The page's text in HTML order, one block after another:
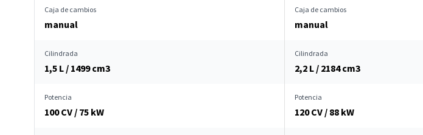
Caja de cambios
manual
Caja de cambios
manual
Cilindrada
1,5 L / 1499 cm3
Cilindrada
2,2 L / 2184 cm3
Potencia
100 CV / 75 kW
Potencia
120 CV / 88 kW